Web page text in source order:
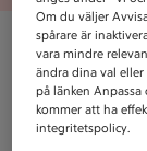
Om du väljer
spårare är
vara mindre
ändra dina val
på länken
kommer att ha
integritetspolicy.